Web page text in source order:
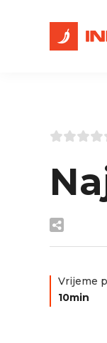
Vrijeme
10min